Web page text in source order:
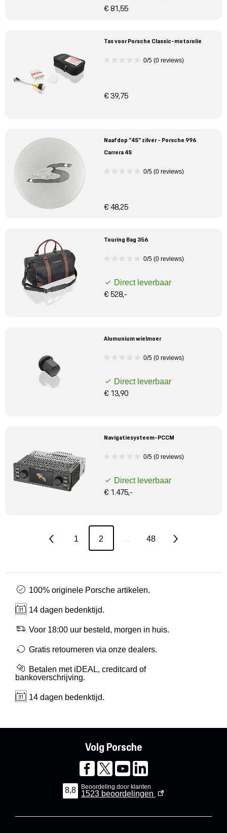
€ 81,55
Tas voor Porsche Classic-motorolie
0/5 (0 reviews)
€ 39,75
Naafdop "4S" zilver - Porsche 996
Carrera 4S
0/5 (0 reviews)
€ 48,25
Touring Bag 356
0/5 (0 reviews)
Direct leverbaar
€ 528,-
Alumunium wielmoer
0/5 (0 reviews)
Direct leverbaar
€ 13,90
Navigatiesysteem-PCCM
0/5 (0 reviews)
Direct leverbaar
€ 1.475,-
1 2 … 48
100% originele Porsche artikelen.
14 dagen bedenktijd.
Voor 18:00 uur besteld, morgen in huis.
Gratis retourneren via onze dealers.
Betalen met iDEAL, creditcard of
bankoverschrijving.
14 dagen bedenktijd.
Volg Porsche
8,8 Beoordeling door klanten
1523 beoordelingen